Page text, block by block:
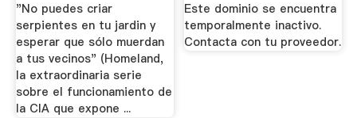
"No puedes criar
serpientes en tu jardin y
esperar que sólo muerdan
a tus vecinos" (Homeland,
la extraordinaria serie
sobre el funcionamiento de
la CIA que expone ...
Este dominio se encuentra
temporalmente inactivo.
Contacta con tu proveedor.